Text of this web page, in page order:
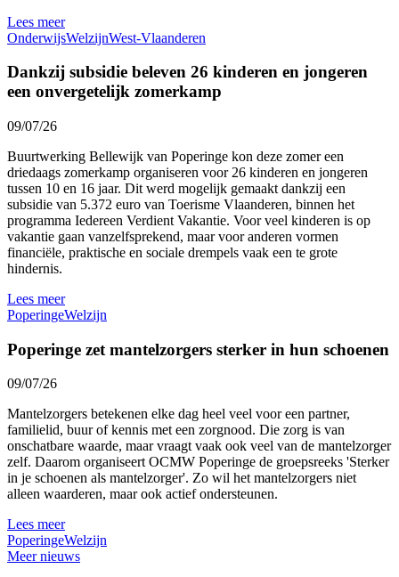
Lees meer
OnderwijsWelzijnWest-Vlaanderen
Dankzij subsidie beleven 26 kinderen en jongeren
een onvergetelijk zomerkamp
09/07/26
Buurtwerking Bellewijk van Poperinge kon deze zomer een
driedaags zomerkamp organiseren voor 26 kinderen en jongeren
tussen 10 en 16 jaar. Dit werd mogelijk gemaakt dankzij een
subsidie van 5.372 euro van Toerisme Vlaanderen, binnen het
programma Iedereen Verdient Vakantie. Voor veel kinderen is op
vakantie gaan vanzelfsprekend, maar voor anderen vormen
financiële, praktische en sociale drempels vaak een te grote
hindernis.
Lees meer
PoperingeWelzijn
Poperinge zet mantelzorgers sterker in hun schoenen
09/07/26
Mantelzorgers betekenen elke dag heel veel voor een partner,
familielid, buur of kennis met een zorgnood. Die zorg is van
onschatbare waarde, maar vraagt vaak ook veel van de mantelzorger
zelf. Daarom organiseert OCMW Poperinge de groepsreeks 'Sterker
in je schoenen als mantelzorger'. Zo wil het mantelzorgers niet
alleen waarderen, maar ook actief ondersteunen.
Lees meer
PoperingeWelzijn
Meer nieuws